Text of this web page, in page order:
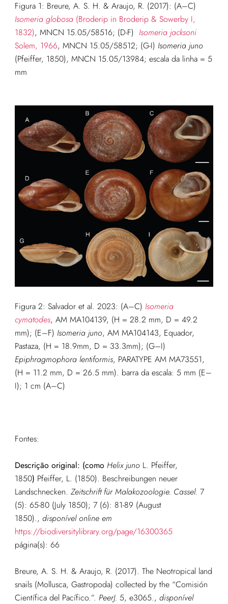
Figura 1: Breure, A. S. H. & Araujo, R. (2017): (A–C)
Isomeria globosa(Broderip in Broderip & Sowerby I,
1832), MNCN 15.05/58516; (D-F) Isomeria jacksoni
Solem, 1966, MNCN 15.05/58512; (G-I) Isomeria juno
(Pfeiffer, 1850), MNCN 15.05/13984; escala da linha = 5
mm
Figura 2: Salvador et al. 2023: (A–C) Isomeria
cymatodes, AM MA104139, (H = 28.2 mm, D = 49.2
mm); (E–F) Isomeria juno, AM MA104143, Equador,
Pastaza, (H = 18.9mm, D = 33.3mm); (G–I)
Epiphragmophora lentiformis, PARATYPE AM MA73551,
(H = 11.2 mm, D = 26.5 mm). barra da escala: 5 mm (E–
I); 1 cm (A–C)
Fontes:
Descrição original: (como Helix junoL. Pfeiffer,
1850) Pfeiffer, L. (1850). Beschreibungen neuer
Landschnecken. Zeitschrift für Malakozoologie. Cassel. 7
(5): 65-80 (July 1850); 7 (6): 81-89 (August
1850)., disponível online em
https://biodiversitylibrary.org/page/16300365
página(s): 66
Breure, A. S. H. & Araujo, R. (2017). The Neotropical land
snails (Mollusca, Gastropoda) collected by the “Comisión
Científica del Pacífico.”. PeerJ. 5, e3065., disponível